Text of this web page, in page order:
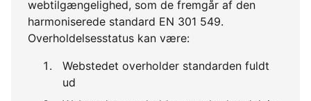
webtilgængelighed, som de fremgår af den
harmoniserede standard EN 301 549.
Overholdelsesstatus kan være:
Webstedet overholder standarden fuldt
ud